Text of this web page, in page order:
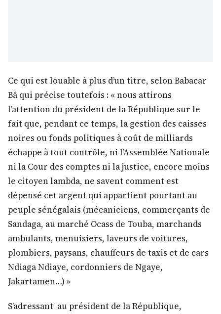
Ce qui est louable à plus d’un titre, selon Babacar
Bâ qui précise toutefois : « nous attirons
l’attention du président de la République sur le
fait que, pendant ce temps, la gestion des caisses
noires ou fonds politiques à coût de milliards
échappe à tout contrôle, ni l’Assemblée Nationale
ni la Cour des comptes ni la justice, encore moins
le citoyen lambda, ne savent comment est
dépensé cet argent qui appartient pourtant au
peuple sénégalais (mécaniciens, commerçants de
Sandaga, au marché Ocass de Touba, marchands
ambulants, menuisiers, laveurs de voitures,
plombiers, paysans, chauffeurs de taxis et de cars
Ndiaga Ndiaye, cordonniers de Ngaye,
Jakartamen…) »
S’adressant au président de la République,